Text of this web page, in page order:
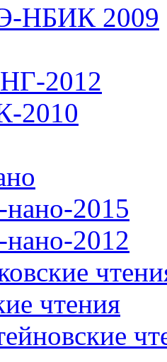
НБИК 2009
2012
2010
2015
2012
чтения